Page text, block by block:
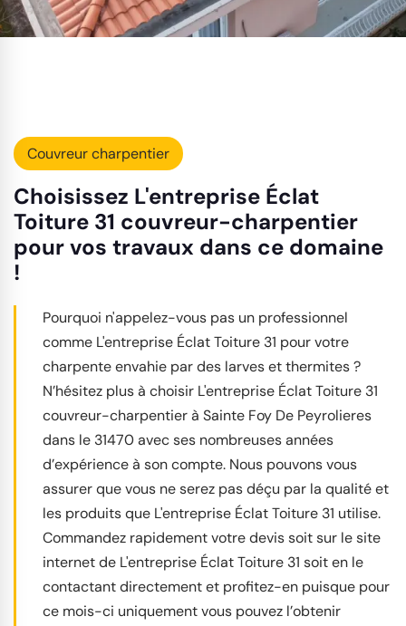
Couvreur charpentier
Choisissez L'entreprise Éclat
Toiture 31 couvreur-charpentier
pour vos travaux dans ce domaine
!
Pourquoi n'appelez-vous pas un professionnel
comme L'entreprise Éclat Toiture 31 pour votre
charpente envahie par des larves et thermites ?
N’hésitez plus à choisir L'entreprise Éclat Toiture 31
couvreur-charpentier à Sainte Foy De Peyrolieres
dans le 31470 avec ses nombreuses années
d’expérience à son compte. Nous pouvons vous
assurer que vous ne serez pas déçu par la qualité et
les produits que L'entreprise Éclat Toiture 31 utilise.
Commandez rapidement votre devis soit sur le site
internet de L'entreprise Éclat Toiture 31 soit en le
contactant directement et profitez-en puisque pour
ce mois-ci uniquement vous pouvez l’obtenir